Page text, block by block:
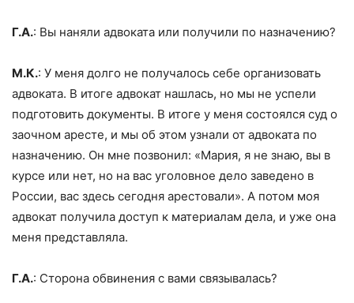
Г.А.: Вы наняли адвоката или получили по назначению?
М.К.: У меня долго не получалось себе организовать
адвоката. В итоге адвокат нашлась, но мы не успели
подготовить документы. В итоге у меня состоялся суд о
заочном аресте, и мы об этом узнали от адвоката по
назначению. Он мне позвонил: «Мария, я не знаю, вы в
курсе или нет, но на вас уголовное дело заведено в
России, вас здесь сегодня арестовали». А потом моя
адвокат получила доступ к материалам дела, и уже она
меня представляла.
Г.А.: Сторона обвинения с вами связывалась?